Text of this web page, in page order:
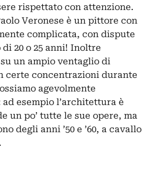
rispettato con attenzione.
Veronese è un pittore con
complicata, con dispute
20 o 25 anni! Inoltre
un ampio ventaglio di
certe concentrazioni durante
agevolmente
esempio l’architettura è
un po’ tutte le sue opere, ma
degli anni ’50 e ’60, a cavallo